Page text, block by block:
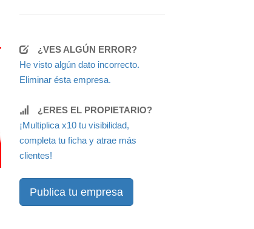
¿VES ALGÚN ERROR?
He visto algún dato incorrecto.
Eliminar ésta empresa.
¿ERES EL PROPIETARIO?
¡Multiplica x10 tu visibilidad,
completa tu ficha y atrae más
clientes!
Publica tu empresa